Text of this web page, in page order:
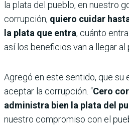
la plata del pueblo, en nuestro
corrupción, quiero cuidar
la plata que entra, cuánto
así los beneficios van a llegar al
Agregó en este sentido, que su
aceptar la corrupción. “Cero
administra bien la plata del
nuestro compromiso con el